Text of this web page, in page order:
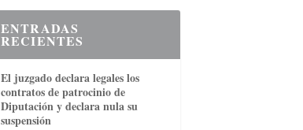
ENTRADAS
RECIENTES
El juzgado declara legales los
contratos de patrocinio de
Diputación y declara nula su
suspensión